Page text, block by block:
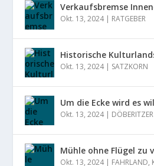
Verkaufsbremse
Okt. 13, 2024| RATGEBER
Historische
Okt. 13, 2024| SATZKORN
Um die Ecke wird es
Okt. 13, 2024|
Mühle ohne Flügel zu
Okt. 13, 2024| FAHRLAND,